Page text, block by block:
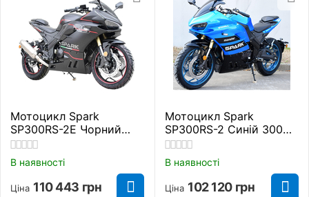
Мотоцикл Spark
SP300RS-2Е Чорний
300 куб. см.
В наявності
Ціна 110 443 грн
Мотоцикл Spark
SP300RS-2 Синій 300
куб. см.
В наявності
Ціна 102 120 грн